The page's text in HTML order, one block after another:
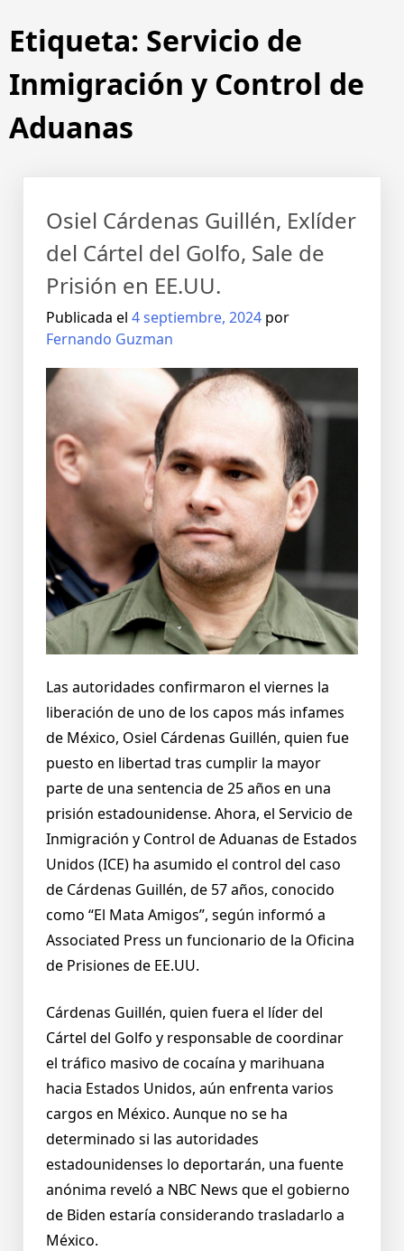
Etiqueta: Servicio de
Inmigración y Control de
Aduanas
Osiel Cárdenas Guillén, Exlíder
del Cártel del Golfo, Sale de
Prisión en EE.UU.
Publicada el 4 septiembre, 2024 por
Fernando Guzman
Las autoridades confirmaron el viernes la
liberación de uno de los capos más infames
de México, Osiel Cárdenas Guillén, quien fue
puesto en libertad tras cumplir la mayor
parte de una sentencia de 25 años en una
prisión estadounidense. Ahora, el Servicio de
Inmigración y Control de Aduanas de Estados
Unidos (ICE) ha asumido el control del caso
de Cárdenas Guillén, de 57 años, conocido
como “El Mata Amigos”, según informó a
Associated Press un funcionario de la Oficina
de Prisiones de EE.UU.
Cárdenas Guillén, quien fuera el líder del
Cártel del Golfo y responsable de coordinar
el tráfico masivo de cocaína y marihuana
hacia Estados Unidos, aún enfrenta varios
cargos en México. Aunque no se ha
determinado si las autoridades
estadounidenses lo deportarán, una fuente
anónima reveló a NBC News que el gobierno
de Biden estaría considerando trasladarlo a
México.